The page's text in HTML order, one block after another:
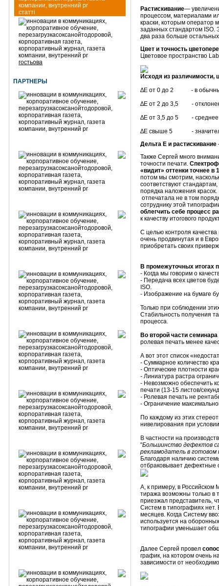
статті
гостьова
ПАРТНЕРЫ
Растискивание—
процессом, материалами
краски, которым оператор
заданных стандартом ISO.
два раза больше
Цвет и точность
Цветовое пространство
Исходя из
∆E от 0 до 2 - в обычных
∆E от 2 до 3,5 -
∆E от 3,5 до 5 - среднее
∆E свыше 5 -
Дельта Е и растискивание
Также Сергей много
точности печати.
«видит» оттенки точнее в
потом мы смотрим,
соответствуют
порядка наложения
отпечатала не в том
сотруднику этой
облегчить себе процесс
к качеству итогового
С целью контроля
очень продвинутая и в
приобретать своих
В промежуточных итогах
- Когда мы говорим о
- Передача всех цветов
ISO.
- Изображение на бумаге
Только при соблюдении
Стабильность получения
процесса.
Во второй части
ролевая печать менее
А вот этот список
- Суммарное количество
- Оптические плотности
- Линиатура растра
- Невозможно обеспечить
печати (13-15 листов/
- Ролевая печать не
- Ограничение
По каждому из этих
нивелирования при
В частности на
"Большинство дефектов
рекламодатель в
Благодаря наличию
отбраковывает дефектные
А, к примеру, в Российском
тиража возможны только в
приезжал представитель,
Систем в типографиях нет.
месяцев. Когда Систему
используется на
типографии уменьшает
Далее Сергей провел
график, на котором очень
зависимости от